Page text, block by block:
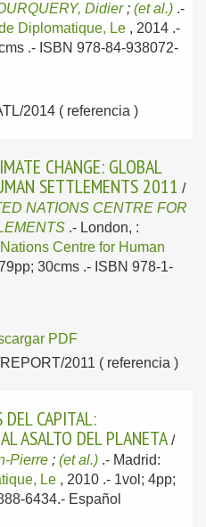
Didier; (et al.) .-
Diplomatique, Le , 2014 .-
.- ISBN 978-84-938072-
2014 ( referencia )
CHANGE: GLOBAL
SETTLEMENTS 2011 /
NATIONS CENTRE FOR
.- London, :
Centre for Human
30cms .- ISBN 978-1-
PDF
2011 ( referencia )
DEL CAPITAL:
ASALTO DEL PLANETA /
Pierre ; (et al.) .- Madrid:
Le , 2010 .- 1vol; 4pp;
6434.- Español